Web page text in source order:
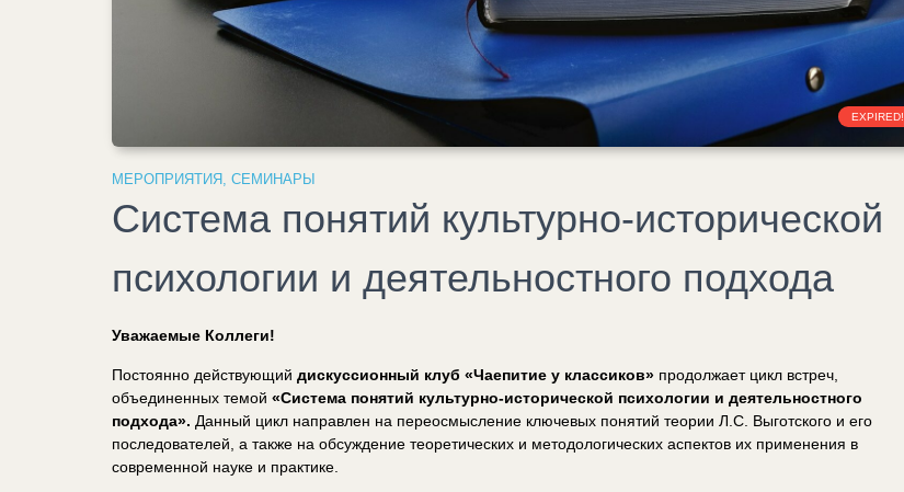
EXPIRED!
МЕРОПРИЯТИЯ , СЕМИНАРЫ
Система понятий культурно-исторической
психологии и деятельностного подхода
Уважаемые Коллеги!
Постоянно действующий дискуссионный клуб «Чаепитие у классиков» продолжает цикл встреч,
объединенных темой «Система понятий культурно-исторической психологии и деятельностного
подхода». Данный цикл направлен на переосмысление ключевых понятий теории Л.С. Выготского и его
последователей, а также на обсуждение теоретических и методологических аспектов их применения в
современной науке и практике.